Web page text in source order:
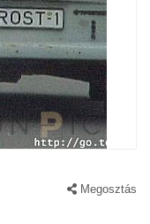
Megosztás